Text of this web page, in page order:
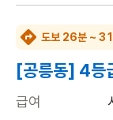
도보 26분 ~ 31
[공릉동] 4등
급여